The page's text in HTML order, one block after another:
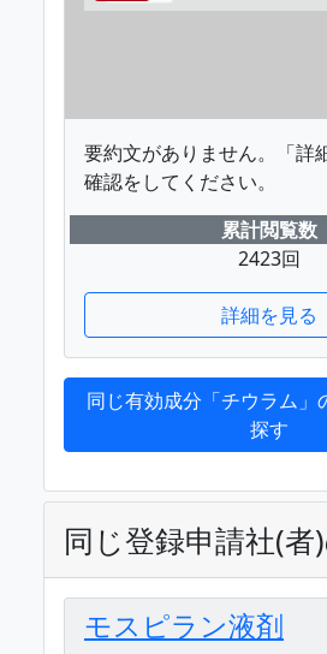
要約文がありません。「詳
確認をしてください。
累計閲覧数
2423回
詳細を見る
同じ有効成分「チウラム」
探す
同じ登録申請社(者
モスピラン液剤